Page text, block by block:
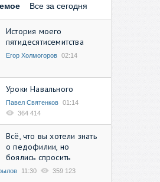
Все за сегодня
История моего
пятидесятисемитства
Егор Холмогоров 02:14
Уроки Навального
Павел Святенков 01:14
364 414
Всё, что вы хотели знать
о педофилии, но
боялись спросить
11:30 359 123